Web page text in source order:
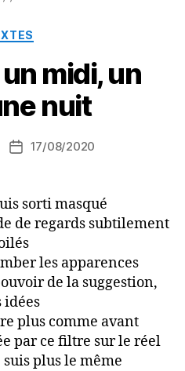
Categories
midi, un
nuit
Post17/08/2020
sorti masqué
de regards subtilement
les apparences
de la suggestion,
idées
plus comme avant
par ce filtre sur le réel
plus le même